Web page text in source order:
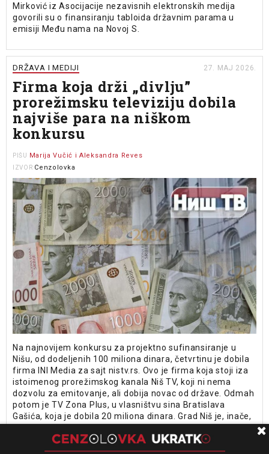
Mirković iz Asocijacije nezavisnih elektronskih medija
govorili su o finansiranju tabloida državnim parama u
emisiji Među nama na Novoj S.
DRŽAVA I MEDIJI 27. MAJ 2026.
Firma koja drži „divlju”
prorežimsku televiziju dobila
najviše para na niškom
konkursu
PIŠU Marija Vučić i Aleksandra Reves
IZVOR Cenzolovka
Na najnovijem konkursu za projektno sufinansiranje u
Nišu, od dodeljenih 100 miliona dinara, četvrtinu je dobila
firma INI Media za sajt nistv.rs. Ovo je firma koja stoji iza
istoimenog prorežimskog kanala Niš TV, koji ni nema
dozvolu za emitovanje, ali dobija novac od države. Odmah
potom je TV Zona Plus, u vlasništvu sina Bratislava
Gašića, koja je dobila 20 miliona dinara. Grad Niš je, inače,
miliona evra medijima, od čega su najbolje prošli oni
naklonjeni vlastima - za sedam najvećih otišlo je 2,5 puta